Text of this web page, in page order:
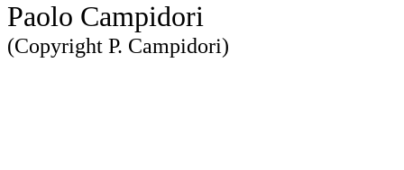
Paolo Campidori
(Copyright P. Campidori)